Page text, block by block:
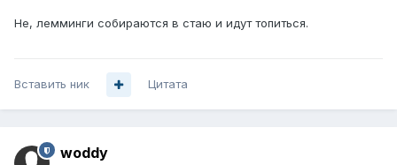
Не, лемминги собираются в стаю и идут топиться.
Вставить ник Цитата
woddy